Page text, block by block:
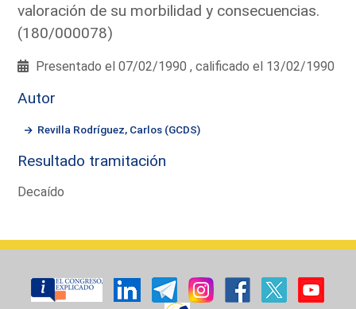
valoración de su morbilidad y consecuencias.
(180/000078)
Presentado el 07/02/1990 , calificado el 13/02/1990
Autor
Revilla Rodríguez, Carlos (GCDS)
Resultado tramitación
Decaído